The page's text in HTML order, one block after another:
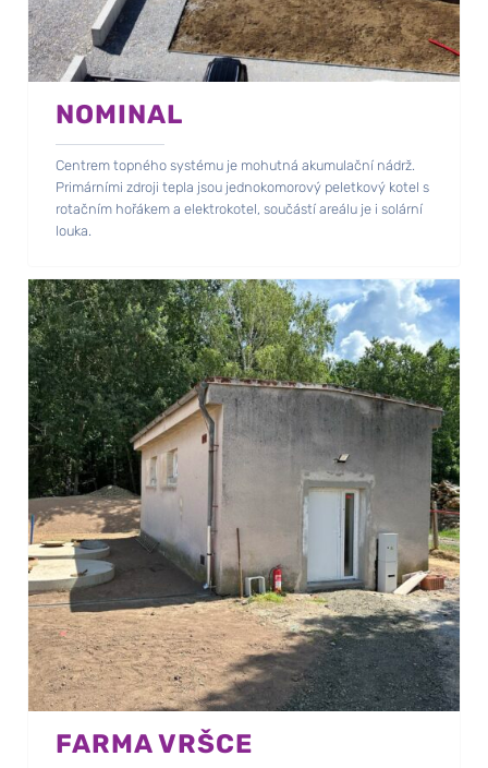
NOMINAL
Centrem topného systému je mohutná akumulační nádrž.
Primárními zdroji tepla jsou jednokomorový peletkový kotel s
rotačním hořákem a elektrokotel, součástí areálu je i solární
louka.
FARMA VRŠCE